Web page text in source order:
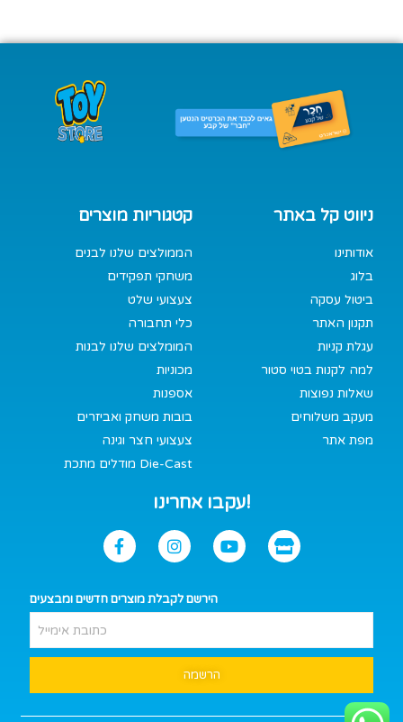
קטגוריות מוצרים
הממולצים שלנו לבנים
משחקי תפקידים
צעצועי שלט
כלי תחבורה
המומלצים שלנו לבנות
מכוניות
אספנות
בובות משחק ואביזרים
צעצועי חצר וגינה
מודלים מתכת Die-Cast
ניווט קל באתר
אודותינו
בלוג
ביטול עסקה
תקנון האתר
עגלת קניות
למה לקנות בטוי סטור
שאלות נפוצות
מעקב משלוחים
מפת אתר
עקבו אחרינו!
הירשם לקבלת מוצרים חדשים ומבצעים
הרשמה